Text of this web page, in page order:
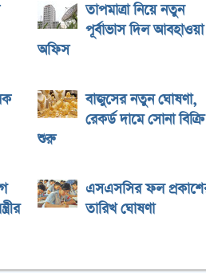
তাপমাত্রা নিয়ে নতুন
পূর্বাভাস দিল আবহাওয়া
অফিস
বাজুসের নতুন ঘোষণা,
রেকর্ড দামে সোনা বিক্রি
শুরু
এসএসসির ফল
তারিখ ঘোষণা